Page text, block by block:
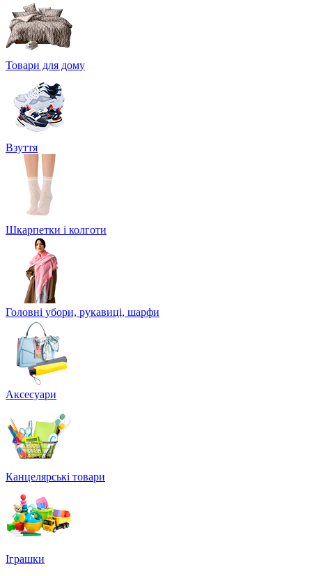
Товари для дому
Взуття
Шкарпетки і колготи
Головні убори, рукавиці, шарфи
Аксесуари
Канцелярські товари
Іграшки